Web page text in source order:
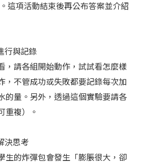
這項活動結束後再公布答案並介紹
行與記錄
，請各組開始動作，試試看怎麼樣
，不管成功或失敗都要記錄每次加
的量。另外，透過這個實驗要請各
重複）。
決思考
生的炸彈包會發生「膨脹很大，卻